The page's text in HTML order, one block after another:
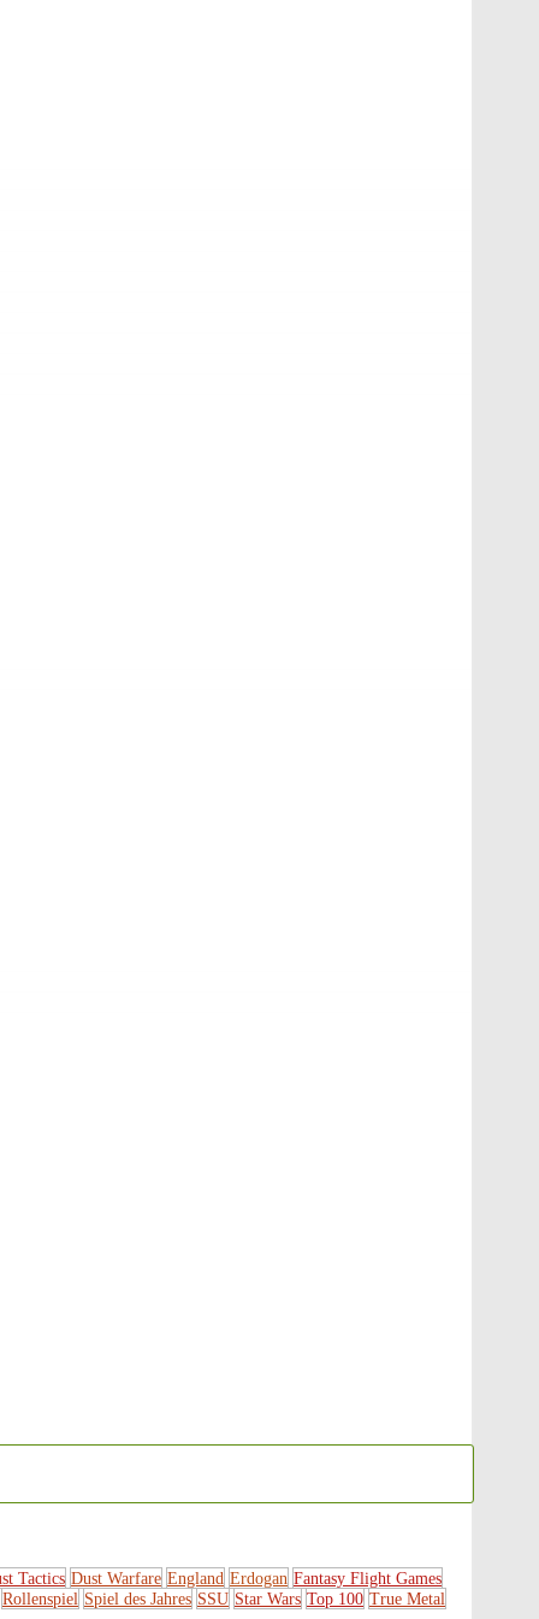
Tactics Dust Warfare England Erdogan Fantasy Flight Games
Rollenspiel Spiel des Jahres SSU Star Wars Top 100 True Metal